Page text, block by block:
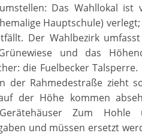
Das Wahllokal ist
Hauptschule) verlegt;
Der Wahlbezirk
und das
die Fuelbecker Talsperre.
der Rahmedestraße zieht
der Höhe kommen
Zum Hohle
und müssen ersetzt